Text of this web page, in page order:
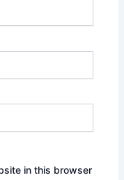
in this browser